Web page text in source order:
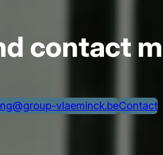
contact
vlaeminck.beContact